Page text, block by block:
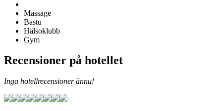
Massage
Bastu
Hälsoklubb
Gym
Recensioner på hotellet
Inga hotellrecensioner ännu!